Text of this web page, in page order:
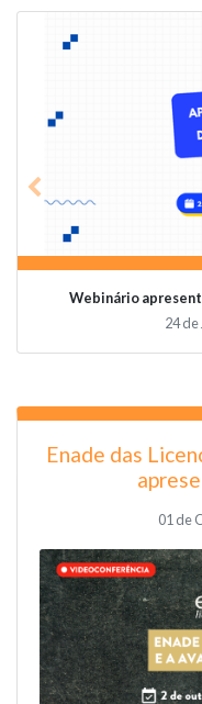
Webinário
24 de
Previous
Enade das
01 de